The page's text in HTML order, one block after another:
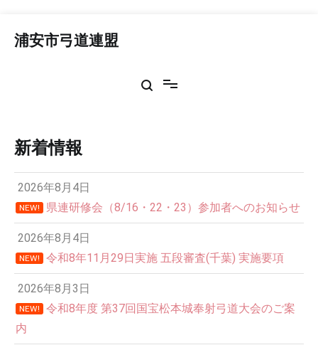
浦安市弓道連盟
新着情報
2026年8月4日
NEW! 県連研修会（8/16・22・23）参加者へのお知らせ
2026年8月4日
NEW! 令和8年11月29日実施 五段審査(千葉) 実施要項
2026年8月3日
NEW!
令和8年度 第37回国宝松本城奉射弓道大会のご案
内